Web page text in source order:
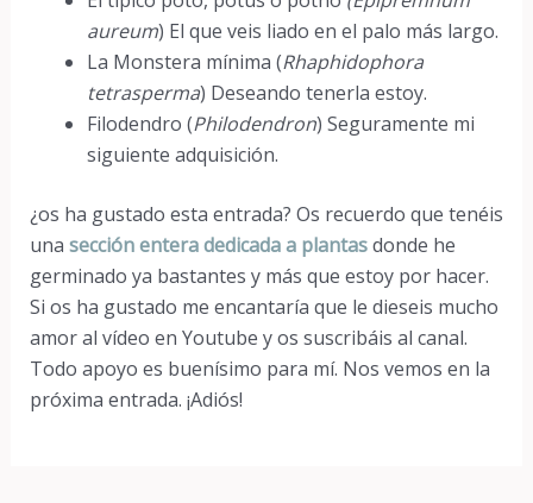
aureum) El que veis liado en el palo más largo.
La Monstera mínima (Rhaphidophora
tetrasperma) Deseando tenerla estoy.
Filodendro (Philodendron) Seguramente mi
siguiente adquisición.
¿os ha gustado esta entrada? Os recuerdo que tenéis
una sección entera dedicada a plantasdonde he
germinado ya bastantes y más que estoy por hacer.
Si os ha gustado me encantaría que le dieseis mucho
amor al vídeo en Youtube y os suscribáis al canal.
Todo apoyo es buenísimo para mí. Nos vemos en la
próxima entrada. ¡Adiós!